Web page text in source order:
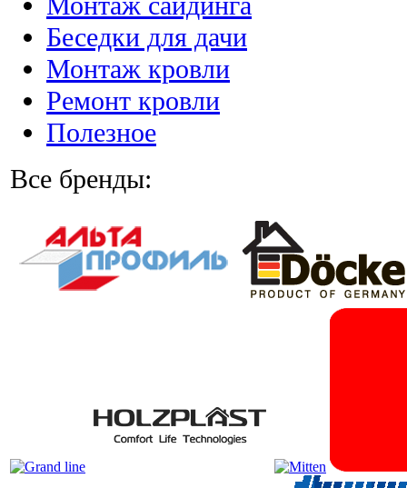
Беседки для дачи
Монтаж кровли
Ремонт кровли
Полезное
Все бренды: